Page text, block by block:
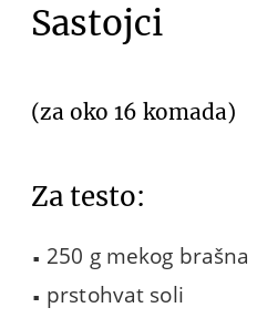
Sastojci
(za oko 16 komada)
Za testo:
250 g mekog brašna
prstohvat soli